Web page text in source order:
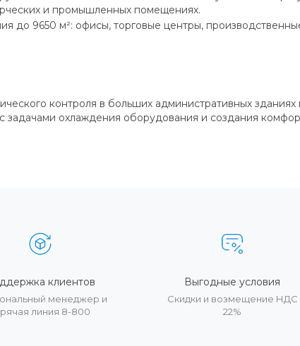
и промышленных помещениях.
до 9650 м²: офисы, торговые центры,
контроля в больших административных
охлаждения оборудования и создания
клиентов
менеджер и
линия 8-800
Выгодные условия
Скидки и возмещение НДС
22%